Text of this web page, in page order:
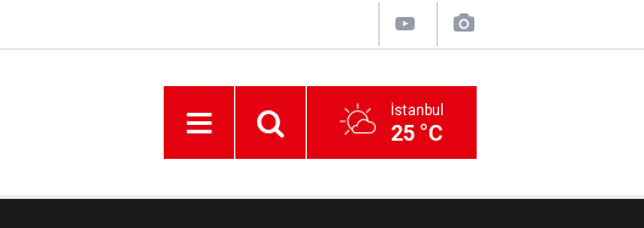
İstanbul
25 °C